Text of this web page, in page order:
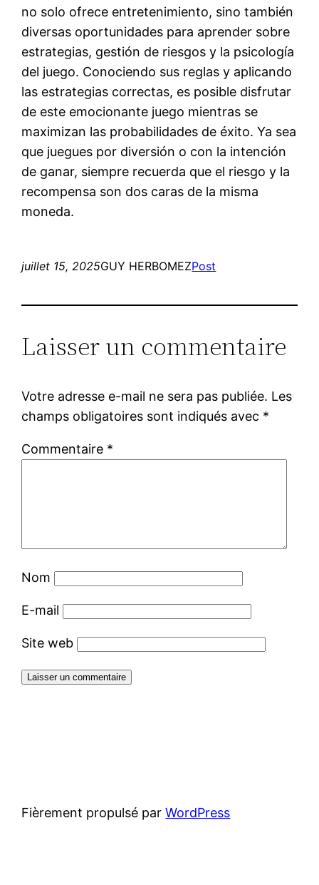
no solo ofrece entretenimiento, sino también
diversas oportunidades para aprender sobre
estrategias, gestión de riesgos y la psicología
del juego. Conociendo sus reglas y aplicando
las estrategias correctas, es posible disfrutar
de este emocionante juego mientras se
maximizan las probabilidades de éxito. Ya sea
que juegues por diversión o con la intención
de ganar, siempre recuerda que el riesgo y la
recompensa son dos caras de la misma
moneda.
juillet 15, 2025GUY HERBOMEZPost
Laisser un commentaire
Votre adresse e-mail ne sera pas publiée. Les
champs obligatoires sont indiqués avec *
Commentaire *
Nom
E-mail
Site web
Fièrement propulsé parWordPress